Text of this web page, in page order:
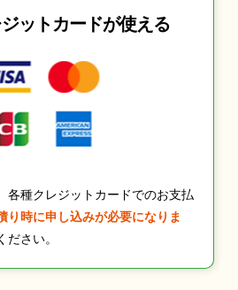
ットカードが使える
各種クレジットカードでのお支払
り時に申し込みが必要になりま
ださい。